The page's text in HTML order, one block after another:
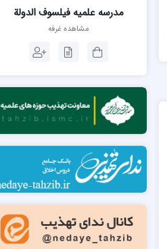
مدرسه امام کاظم علیه السلام
مدرسه آخوند (ره) همدان
مدرسه علمیه فیلسوف الدولة
مشاهده غرفه